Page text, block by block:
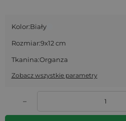
Kolor:Biały
Rozmiar:9x12 cm
Tkanina:Organza
Zobacz wszystkie parametry
–